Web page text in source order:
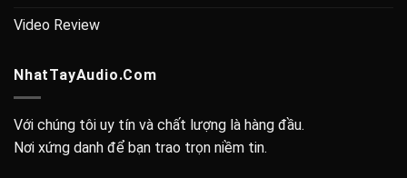
Video Review
NhatTayAudio.Com
Với chúng tôi uy tín và chất lượng là hàng đầu.
Nơi xứng danh để bạn trao trọn niềm tin.